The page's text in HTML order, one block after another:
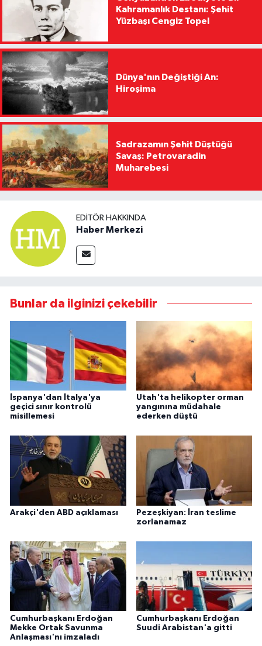
Kahramanlık Destanı: Şehit
Yüzbaşı Cengiz Topel
Dünya'nın Değiştiği An:
Hiroşima
Sadrazamın Şehit Düştüğü
Savaş: Petrovaradin
Muharebesi
EDITÖR HAKKINDA
Haber Merkezi
Bunlar da ilginizi çekebilir
İspanya'dan İtalya'ya
geçici sınır kontrolü
misillemesi
Utah'ta helikopter orman
yangınına müdahale
ederken düştü
Arakçi'den ABD açıklaması
Pezeşkiyan: İran teslime
zorlanamaz
Cumhurbaşkanı Erdoğan
Mekke Ortak Savunma
Anlaşması'nı imzaladı
Cumhurbaşkanı Erdoğan
Suudi Arabistan'a gitti